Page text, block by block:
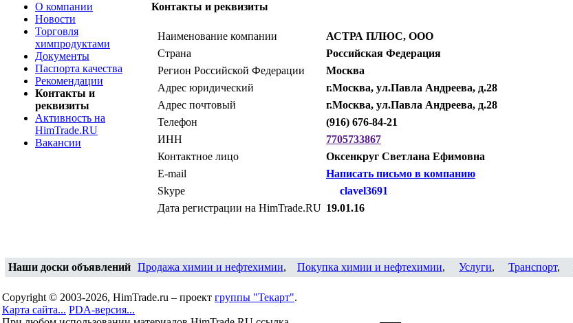
О компании
Новости
Торговля
химпродуктами
Документы
Паспорта качества
Рекомендации
Контакты и
реквизиты
Активность на
HimTrade.RU
Вакансии
Контакты и реквизиты
Наименование компании
АСТРА ПЛЮС, ООО
Страна
Российская Федерация
Регион Российской Федерации
Москва
Адрес юридический
г.Москва, ул.Павла Андреева, д.28
Адрес почтовый
г.Москва, ул.Павла Андреева, д.28
Телефон
(916) 676-84-21
ИНН
7705733867
Контактное лицо
Оксенкруг Светлана Ефимовна
E-mail
Написать письмо в компанию
Skype
clavel3691
Дата регистрации на HimTrade.RU 19.01.16
Наши доски объявлений Продажа химии и нефтехимии, Покупка химии и нефтехимии, Услуги, Транспорт,
Copyright © 2003-2026, HimTrade.ru – проект группы "Текарт".
Карта сайта... PDA-версия...